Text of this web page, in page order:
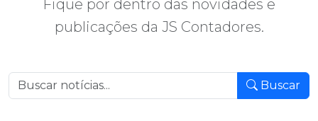
Fique por dentro das novidades e
publicações da JS Contadores.
Buscar